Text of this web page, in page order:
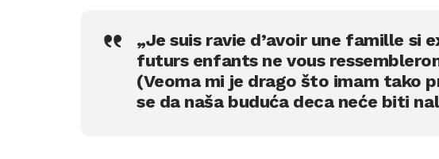
„Je suis ravie d’avoir une famille si
futurs enfants ne vous
(Veoma mi je drago što imam tako
se da naša buduća deca neće biti